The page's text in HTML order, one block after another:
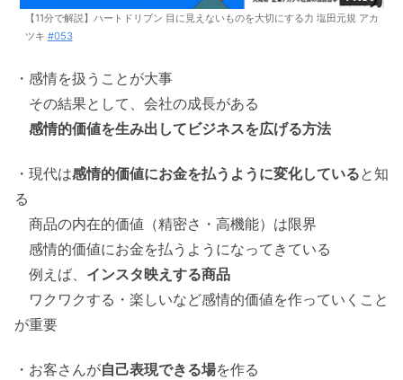
【11分で解説】ハートドリブン 目に見えないものを大切にする力 塩田元規 アカ
ツキ #053
・感情を扱うことが大事
その結果として、会社の成長がある
感情的価値を生み出してビジネスを広げる方法
・現代は感情的価値にお金を払うように変化していると知
る
商品の内在的価値（精密さ・高機能）は限界
感情的価値にお金を払うようになってきている
例えば、 インスタ映えする商品
ワクワクする・楽しいなど感情的価値を作っていくこと
が重要
・お客さんが自己表現できる場を作る